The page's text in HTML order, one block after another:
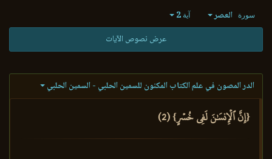
سورة العصر آية 2
عرض نصوص الآيات
الدر المصون في علم الكتاب المكنون للسمين الحلبي - السمين الحلبي
{إِنَّ ٱلۡإِنسَٰنَ لَفِي خُسۡرٍ} (2)